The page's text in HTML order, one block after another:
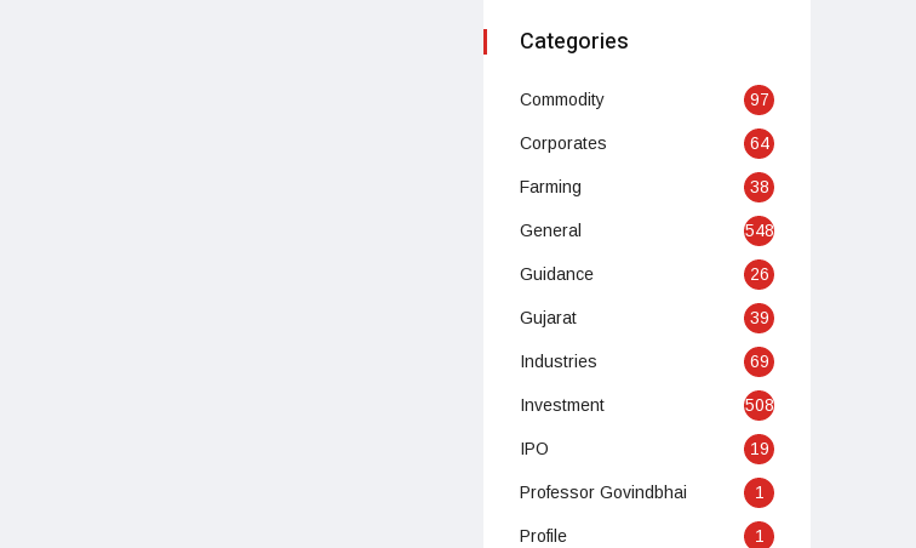
Categories
Commodity 97
Corporates 64
Farming 38
General 548
Guidance 26
Gujarat 39
Industries 69
Investment 508
IPO 19
Professor Govindbhai 1
Profile 1